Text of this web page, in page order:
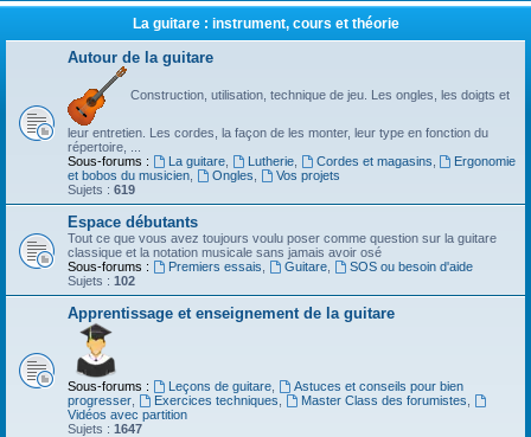
La guitare : instrument, cours et théorie
Autour de la guitare
Construction, utilisation, technique de jeu. Les ongles, les doigts et
leur entretien. Les cordes, la façon de les monter, leur type en fonction du
répertoire, ...
Sous-forums :
La guitare, Lutherie, Cordes et magasins
Ergonomie
et bobos du musicien
Ongles
Vos projets
Sujets : 619
Espace débutants
Tout ce que vous avez toujours voulu poser comme question sur la guitare
classique et la notation musicale sans jamais avoir osé
Sous-forums :
Premiers essais Guitare,
SOS ou besoin d'aide
Sujets : 102
Apprentissage et enseignement de la guitare
Sous-forums : Leçons de guitare,
Astuces et conseils pour bien
progresser
Exercices techniques Master Class des forumistes
Vidéos avec partition
Sujets : 1647